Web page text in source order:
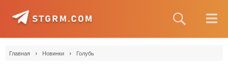
Главная › Новинки › Голубь